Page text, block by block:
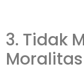
3. Tidak
Moralitas